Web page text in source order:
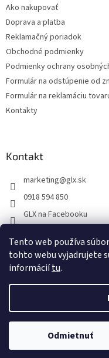
Tento web používa
tohto webu vyjadrujete
informáciítu.
Odmietnuť
Ako nakupovať
Doprava a platba
Reklamačný poriadok
Obchodné podmienky
Podmienky ochrany
Formulár na odstúpenie od
Formulár na reklamáciu
Kontakty
Kontakt
marketing@glx.sk
0918 594 850
GLX na Facebooku
Copyright 2026GLX.